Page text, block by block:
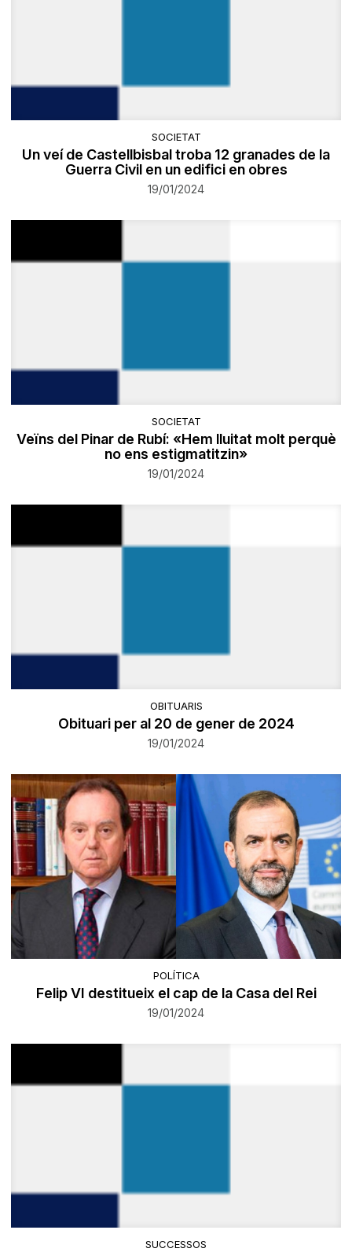
SOCIETAT
Un veí de Castellbisbal troba 12 granades de la
Guerra Civil en un edifici en obres
19/01/2024
SOCIETAT
Veïns del Pinar de Rubí: «Hem lluitat molt perquè
no ens estigmatitzin»
19/01/2024
OBITUARIS
Obituari per al 20 de gener de 2024
19/01/2024
POLÍTICA
Felip VI destitueix el cap de la Casa del Rei
19/01/2024
SUCCESSOS